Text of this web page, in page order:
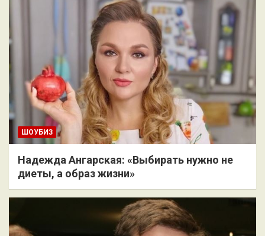
ШОУБИЗ
Надежда Ангарская: «Выбирать нужно не
диеты, а образ жизни»